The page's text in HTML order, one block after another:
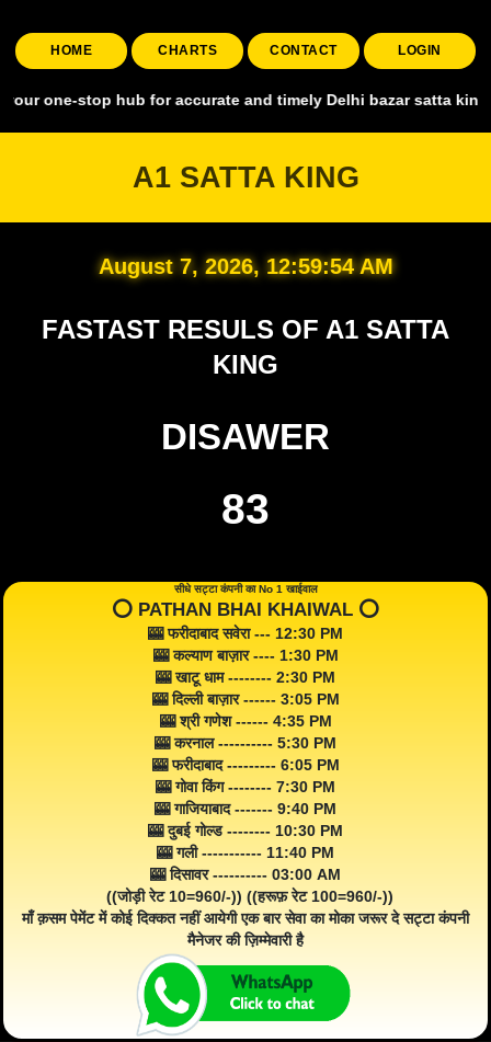
HOME CHARTS CONTACT LOGIN
hub for accurate and timely Delhi bazar satta king,
A1 SATTA KING
August 7, 2026, 12:59:55 AM
FASTAST RESULS OF A1 SATTA
KING
DISAWER
83
सीधे सट्टा कंपनी का No 1 खाईवाल
⭕️ PATHAN BHAI KHAIWAL ⭕️
🎰 फरीदाबाद सवेरा --- 12:30 PM
🎰 कल्याण बाज़ार ---- 1:30 PM
🎰 खाटू धाम -------- 2:30 PM
🎰 दिल्ली बाज़ार ------ 3:05 PM
🎰 श्री गणेश ------ 4:35 PM
🎰 करनाल ---------- 5:30 PM
🎰 फरीदाबाद --------- 6:05 PM
🎰 गोवा किंग -------- 7:30 PM
🎰 गाजियाबाद ------- 9:40 PM
🎰 दुबई गोल्ड -------- 10:30 PM
🎰 गली ----------- 11:40 PM
🎰 दिसावर ---------- 03:00 AM
((जोड़ी रेट 10=960/-)) ((हरूफ़ रेट 100=960/-))
माँ क़सम पेमेंट में कोई दिक्कत नहीं आयेगी एक बार सेवा का मोका जरूर दे सट्टा कंपनी
मैनेजर की ज़िम्मेवारी है